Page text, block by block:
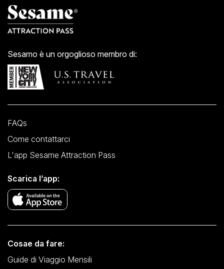
Sesamo è un orgoglioso membro di:
FAQs
Come contattarci
L'app Sesame Attraction Pass
Scarica l’app:
Cosae da fare:
Guide di Viaggio Mensili